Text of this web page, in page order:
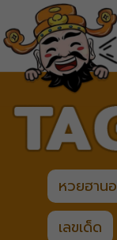
หวยฮาน
เลขเด็ด